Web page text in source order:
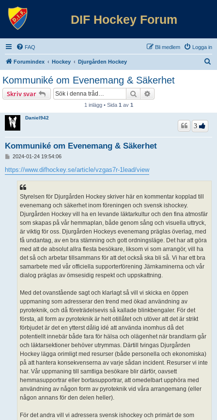
DIF Hockey Forum
FAQ Logga in
Bli medlem
Forumindex Hockey Djurgården Hockey
Kommuniké om Evenemang & Säkerhet
Skriv svar Sök
1 inlägg • Sida 1 av 1
Daniel942
Kommuniké om Evenemang & Säkerhet
3
l
ä
2024-01-24 19:54:06
https://www.difhockey.se/article/vzgas7r-1lead/view
Styrelsen för Djurgården Hockey skriver här en kommentar kopplad till
evenemang och säkerhet inom föreningen och svensk ishockey.
Djurgården Hockey vill ha en levande läktarkultur och den fina atmosfär
som skapas på vår hemmaplan, både genom sång och visuella uttryck,
är viktig för oss. Djurgården Hockeys evenemang präglas överlag, med
få undantag, av en bra stämning och gott ordningsläge. Det har att göra
med att de absolut allra flesta besökare, liksom vi som arrangör, vill ha
det så och arbetar tillsammans för att det också ska bli så. Vi har ett bra
samarbete med vår officiella supporterförening Järnkaminerna och vår
dialog präglas av ömsesidig respekt och uppskattning.
Med det ovanstående sagt och klarlagt så vill vi skicka en öppen
uppmaning som adresserar den trend med ökad användning av
pyroteknik, och då företrädelsevis så kallade blinkbengaler. För det
första, all form av pyroteknik är helt otillåtet och utöver att det är strikt
förbjudet är det en ytterst dålig idé att använda inomhus då det
potentiellt innebär både fara för hälsa och olägenhet när brandlarm går
och läktarsektioner behöver utrymmas. Därtill tvingas Djurgården
Hockey lägga orimligt med resurser (både personella och ekonomiska)
på att hantera konsekvenserna av varje sådan incident. Resurser vi inte
har. Vår uppmaning till samtliga besökare blir därför, oavsett
hemmasupportrar eller bortasupportrar, att omedelbart upphöra med
användning av någon form av pyroteknik vid våra arrangemang (eller
någon annans för den delen heller).
För det andra vill vi adressera svensk ishockey och primärt de som